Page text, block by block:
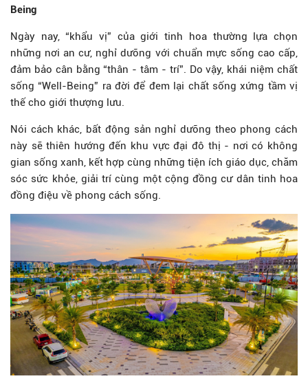
Being
Ngày nay, “khẩu vị” của giới tinh hoa thường lựa chọn
những nơi an cư, nghỉ dưỡng với chuẩn mực sống cao cấp,
đảm bảo cân bằng “thân - tâm - trí”. Do vậy, khái niệm chất
sống “Well-Being” ra đời để đem lại chất sống xứng tầm vị
thế cho giới thượng lưu.
Nói cách khác, bất động sản nghỉ dưỡng theo phong cách
này sẽ thiên hướng đến khu vực đại đô thị - nơi có không
gian sống xanh, kết hợp cùng những tiện ích giáo dục, chăm
sóc sức khỏe, giải trí cùng một cộng đồng cư dân tinh hoa
đồng điệu về phong cách sống.